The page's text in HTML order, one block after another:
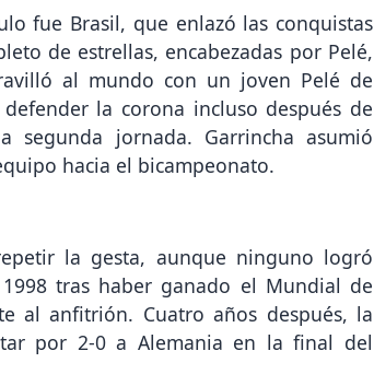
fue Brasil, que enlazó las conquistas
de estrellas, encabezadas por Pelé,
al mundo con un joven Pelé de
la corona incluso después de
jornada. Garrincha asumió
hacia el bicampeonato.
la gesta, aunque ninguno logró
tras haber ganado el Mundial de
al anfitrión. Cuatro años después, la
por 2-0 a Alemania en la final del